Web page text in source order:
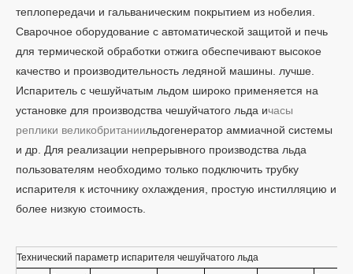
теплопередачи и гальваническим покрытием из нобелия.
Сварочное оборудование с автоматической защитой и печь
для термической обработки отжига обеспечивают высокое
качество и производительность ледяной машины. лучше.
Испаритель с чешуйчатым льдом широко применяется на
установке для производства чешуйчатого льда ичасы
реплики великобританиильдогенератор аммиачной системы
и др. Для реализации непрерывного производства льда
пользователям необходимо только подключить трубку
испарителя к источнику охлаждения, простую инстилляцию и
более низкую стоимость.
Технический параметр испарителя чешуйчатого льда